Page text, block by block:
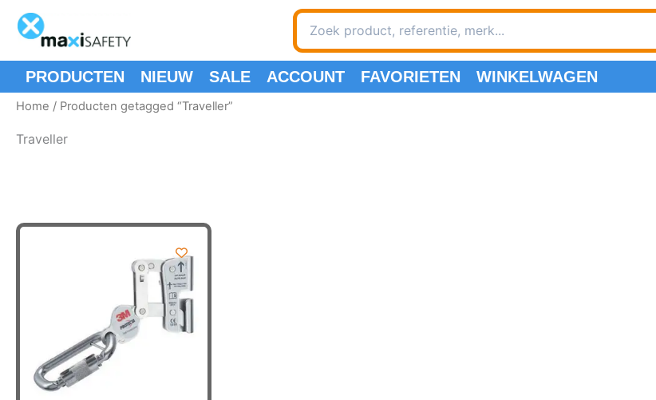
naar
inhoud
Zoeken
naar:
PRODUCTEN NIEUW SALE ACCOUNT FAVORIETEN WINKELWAGEN
Home / Producten getagged “Traveller”
Traveller